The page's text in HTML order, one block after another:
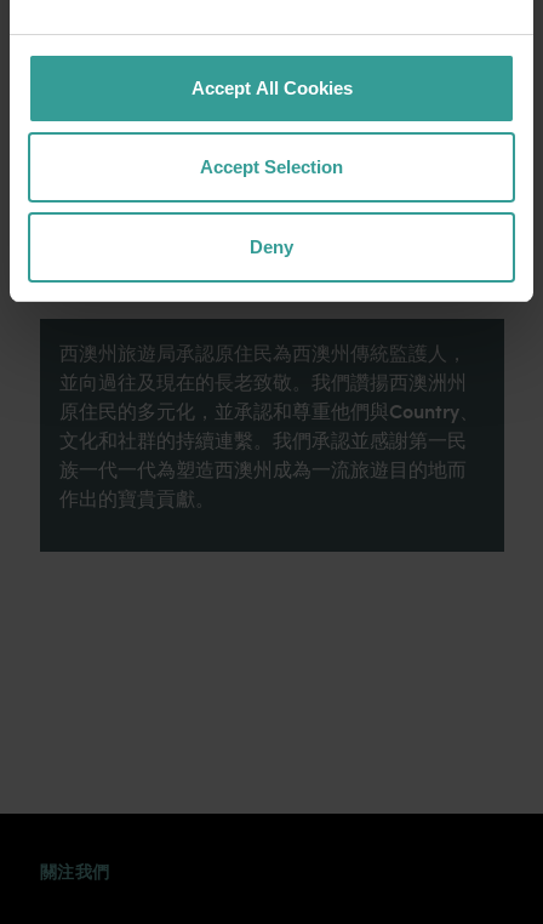
Accept All Cookies
Accept Selection
Deny
就從珀斯 (Perth) 開始吧，這是澳洲陽光最燦爛
的首都，同時亦是繁華熱鬧的文化樞紐。這裡
的自然景點和富有想像力的餐飲地點為您寫下
閱讀更多
閱讀更多
西澳州旅遊局承認原住民為西澳州傳統監護人，
並向過往及現在的長老致敬。我們讚揚西澳洲州
原住民的多元化，並承認和尊重他們與Country、
文化和社群的持續連繫。我們承認並感謝第一民
族一代一代為塑造西澳州成為一流旅遊目的地而
作出的寶貴貢獻。
關注我們